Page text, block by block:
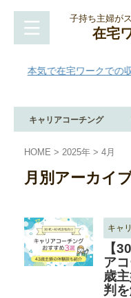
子持ち主婦が
在宅
本気で在宅ワークでの
キャリアコーチング
HOME > 2025年 > 4月
月別アーカイ
キャ
【
ア
歳
判